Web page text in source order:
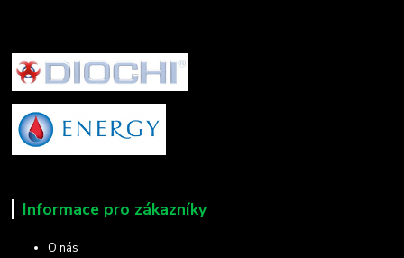
Informace pro zákazníky
O nás